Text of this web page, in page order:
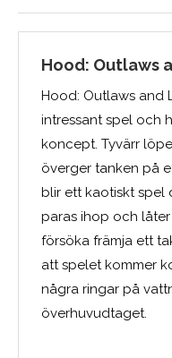
Hood: Outlaws
Hood: Outlaws and
intressant spel och
koncept. Tyvärr
överger tanken på
blir ett kaotiskt spel
paras ihop och
försöka främja ett
att spelet kommer
några ringar på
överhuvudtaget.